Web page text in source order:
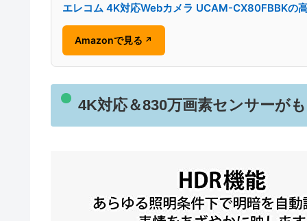
エレコム 4K対応Webカメラ UCAM-CX80FBBKの
Amazonで見る ↗
4K対応＆830万画素センサーが